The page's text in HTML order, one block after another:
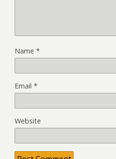
Name *
Email *
Website